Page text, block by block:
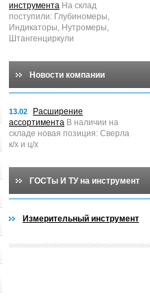
инструмента На склад
поступили: Глубиномеры,
Индикаторы, Нутромеры,
Штангенциркули
Новости компании
13.02
Расширение
ассортимента В наличии на
складе новая позиция: Сверла
к/х и ц/х
ГОСТы И ТУ на инструмент
Измерительный инструмент